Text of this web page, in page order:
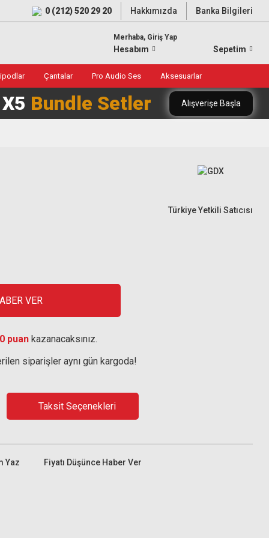
0 (212) 520 29 20 Hakkımızda Banka Bilgileri
Merhaba, Giriş Yap
Hesabım Sepetim
Çantalar Pro Audio Ses Aksesuarlar
Bundle Setler Alışverişe Başla
Türkiye Yetkili Satıcısı
VER
puan kazanacaksınız.
siparişler aynı gün kargoda!
Taksit Seçenekleri
Yaz Fiyatı Düşünce Haber Ver